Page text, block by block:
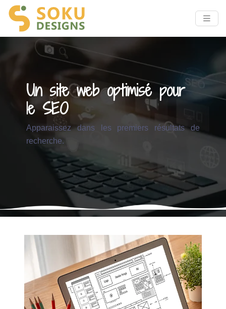
Un site web optimisé pour
le SEO
Apparaissez dans les premiers résultats de
recherche.